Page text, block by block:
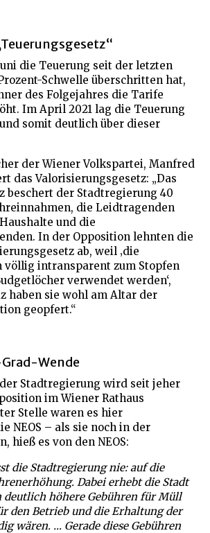
die Teuerung seit der letzten
Schwelle überschritten hat,
des Folgejahres die Tarife
Im April 2021 lag die Teuerung
somit deutlich über dieser
der Wiener Volkspartei, Manfred
das Valorisierungsgesetz: „Das
beschert der Stadtregierung 40
die Leidtragenden
und die
In der Opposition lehnten die
ab, weil ‚die
völlig intransparent zum Stopfen
verwendet werden‘,
haben sie wohl am Altar der
geopfert.“
Wende
Stadtregierung wird seit jeher
im Wiener Rathaus
Stelle waren es hier
NEOS – als sie noch in der
hieß es von den NEOS:
die Stadtregierung nie: auf die
Dabei erhebt die Stadt
deutlich höhere Gebühren für Müll
den Betrieb und die Erhaltung der
wären. … Gerade diese Gebühren